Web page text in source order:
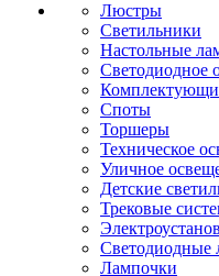
Люстры
Светильники
Настольные
Светодиодное
Споты
Торшеры
Техническое
Уличное
Детские
Трековые
Светодиодные
Лампочки